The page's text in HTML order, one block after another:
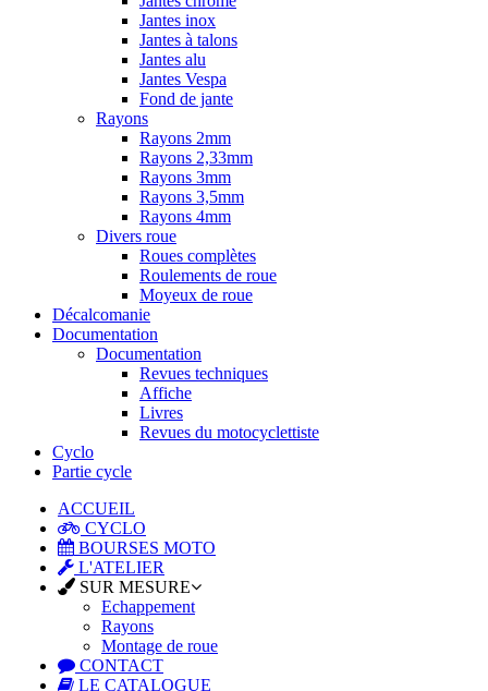
Jantes inox
Jantes à talons
Jantes alu
Jantes Vespa
Fond de jante
Rayons
Rayons 2mm
Rayons 2,33mm
Rayons 3mm
Rayons 3,5mm
Rayons 4mm
Divers roue
Roues complètes
Roulements de roue
Moyeux de roue
Décalcomanie
Documentation
Documentation
Revues techniques
Affiche
Livres
Revues du motocyclettiste
Cyclo
Partie cycle
ACCUEIL
CYCLO
BOURSES MOTO
L'ATELIER
SUR MESURE
Echappement
Rayons
Montage de roue
CONTACT
LE CATALOGUE